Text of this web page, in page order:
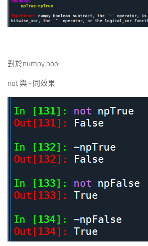
對於numpy.bool_
not 與 ~同效果: